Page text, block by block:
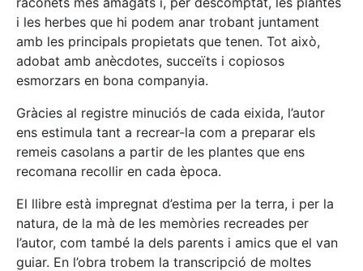
i les herbes que hi podem anar trobant juntament
amb les principals propietats que tenen. Tot això,
adobat amb anècdotes, succeïts i copiosos
esmorzars en bona companyia.
Gràcies al registre minuciós de cada eixida, l’autor
ens estimula tant a recrear-la com a preparar els
remeis casolans a partir de les plantes que ens
recomana recollir en cada època.
El llibre està impregnat d’estima per la terra, i per la
natura, de la mà de les memòries recreades per
l’autor, com també la dels parents i amics que el van
guiar. En l’obra trobem la transcripció de moltes